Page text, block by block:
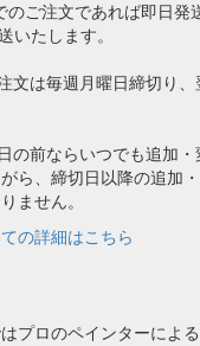
のご注文であれば即日発
いたします。
文は毎週月曜日締切り
の前ならいつでも追加
ら、締切日以降の追加
ません。
の詳細はこちら
プロのペインターによ